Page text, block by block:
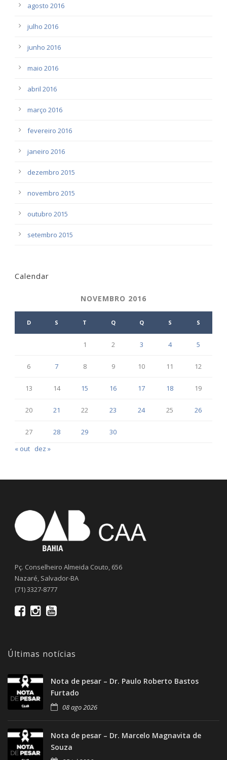
agosto 2016
julho 2016
junho 2016
maio 2016
abril 2016
março 2016
fevereiro 2016
janeiro 2016
dezembro 2015
novembro 2015
outubro 2015
setembro 2015
Calendar
NOVEMBRO 2016
D S T Q Q S S
1 2 3 4 5
6 7 8 9 10 11 12
13 14 15 16 17 18 19
20 21 22 23 24 25 26
27 28 29
30
« out dez »
Pç. Conselheiro Almeida Couto, 656
Nazaré, Salvador-BA
(71) 3327-8777
Últimas notícias
Nota de pesar – Dr. Paulo Roberto Bastos
Furtado
08 ago 2026
Nota de pesar – Dr. Marcelo Magnavita de
Souza